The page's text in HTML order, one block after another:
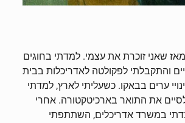
מאז שאני זוכרת את עצמי. למדתי בחוגים
והתקבלתי לפקולטה לאדריכלות בבית
ערים בבאקו. כשעליתי לארץ, למדתי
את התואר בארכיטקטורה. אחרי
במשרד אדריכלים, השתתפתי